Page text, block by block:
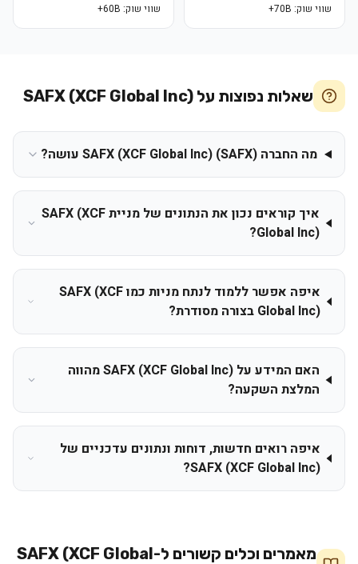
שווי שוק: 70B+ שווי שוק: 60B+
שאלות נפוצות על SAFX (XCF Global Inc)
מה החברה SAFX (XCF Global Inc) (SAFX) עושה?
איך קוראים נכון את הנתונים של מניית SAFX (XCF
Global Inc)?
איפה אפשר ללמוד לנתח מניות כמו SAFX (XCF
Global Inc) בצורה מסודרת?
האם המידע על SAFX (XCF Global Inc) מהווה
המלצת השקעה?
איפה רואים חדשות, דוחות ונתונים עדכניים של
SAFX (XCF Global Inc)?
מאמרים וכלים קשורים ל-SAFX (XCF Global